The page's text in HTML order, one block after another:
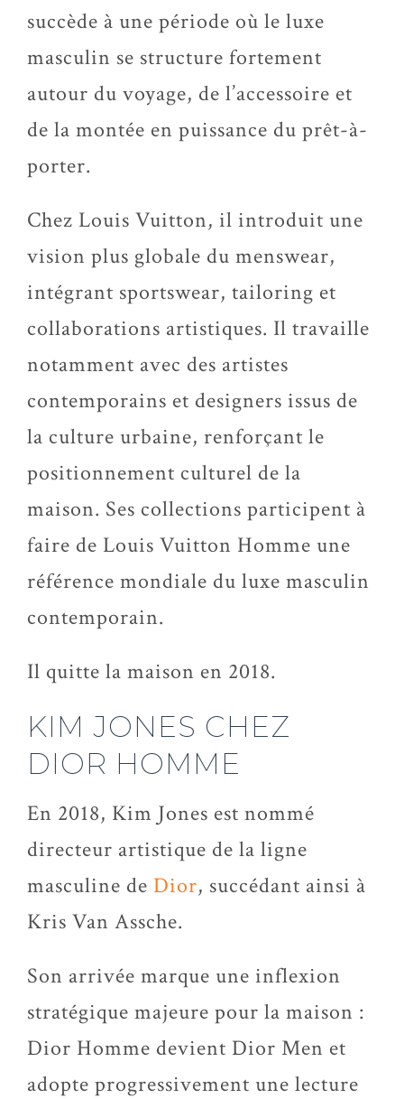
succède à une période où le luxe
masculin se structure fortement
autour du voyage, de l’accessoire et
de la montée en puissance du prêt-à-
porter.
Chez Louis Vuitton, il introduit une
vision plus globale du menswear,
intégrant sportswear, tailoring et
collaborations artistiques. Il travaille
notamment avec des artistes
contemporains et designers issus de
la culture urbaine, renforçant le
positionnement culturel de la
maison. Ses collections participent à
faire de Louis Vuitton Homme une
référence mondiale du luxe masculin
contemporain.
Il quitte la maison en 2018.
KIM JONES CHEZ
DIOR HOMME
En 2018, Kim Jones est nommé
directeur artistique de la ligne
masculine de Dior, succédant ainsi à
Kris Van Assche.
Son arrivée marque une inflexion
stratégique majeure pour la maison :
Dior Homme devient Dior Men et
adopte progressivement une lecture